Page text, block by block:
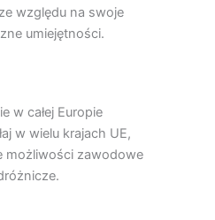
względu na swoje
umiejętności.
w całej Europie
w wielu krajach UE,
możliwości zawodowe